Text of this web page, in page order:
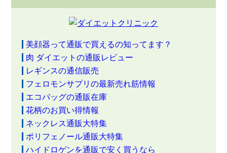
美顔器って通販で買えるの知ってます？
肉 ダイエットの通販レビュー
レギンスの通信販売
フェロモンサプリの最新売れ筋情報
エコバッグの通販在庫
花柄のお買い得情報
ネックレス通販大特集
ポリフェノール通販大特集
ハイドロゲンを通販で安く買うなら